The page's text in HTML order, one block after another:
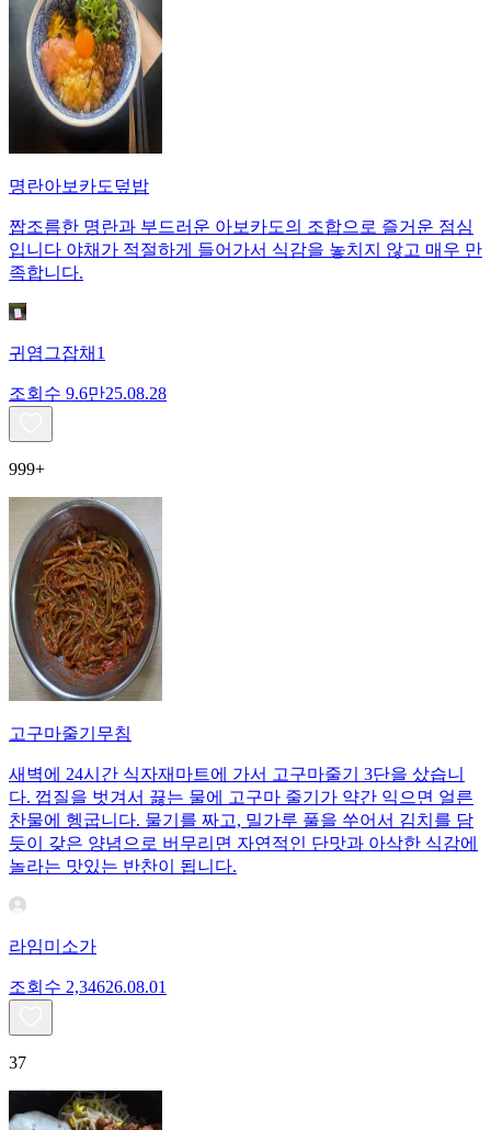
명란아보카도덮밥
짭조름한 명란과 부드러운 아보카도의 조합으로 즐거운 점심
입니다 야채가 적절하게 들어가서 식감을 놓치지 않고 매우 만
족합니다.
귀염그잡채1
조회수 9.6만25.08.28
999+
고구마줄기무침
새벽에 24시간 식자재마트에 가서 고구마줄기 3단을 샀습니
다. 껍질을 벗겨서 끓는 물에 고구마 줄기가 약간 익으면 얼른
찬물에 헹굽니다. 물기를 짜고, 밀가루 풀을 쑤어서 김치를 담
듯이 갖은 양념으로 버무리면 자연적인 단맛과 아삭한 식감에
놀라는 맛있는 반찬이 됩니다.
라임미소가
조회수 2,34626.08.01
37